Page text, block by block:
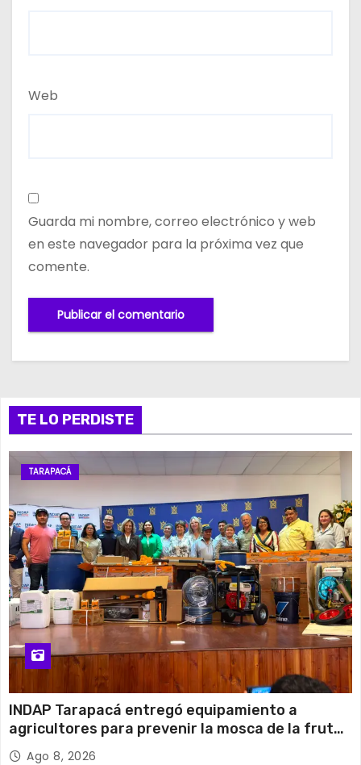
Web
Guarda mi nombre, correo electrónico y web
en este navegador para la próxima vez que
comente.
TE LO PERDISTE
TARAPACÁ
INDAP Tarapacá entregó equipamiento a
agricultores para prevenir la mosca de la fruta
en Pica
Ago 8, 2026